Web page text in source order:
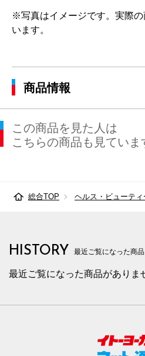
※写真はイメージです。実際
います。
商品情報
この商品を見た人は
こちらの商品も見ていま
総合TOP ヘルス・ビューティ
HISTORY 最近ご覧になった商品
最近ご覧になった商品がありま